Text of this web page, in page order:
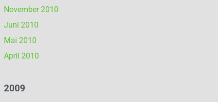
November 2010
Juni 2010
Mai 2010
April 2010
2009